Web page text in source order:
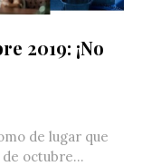
2019: ¡No
de lugar que
octubre...